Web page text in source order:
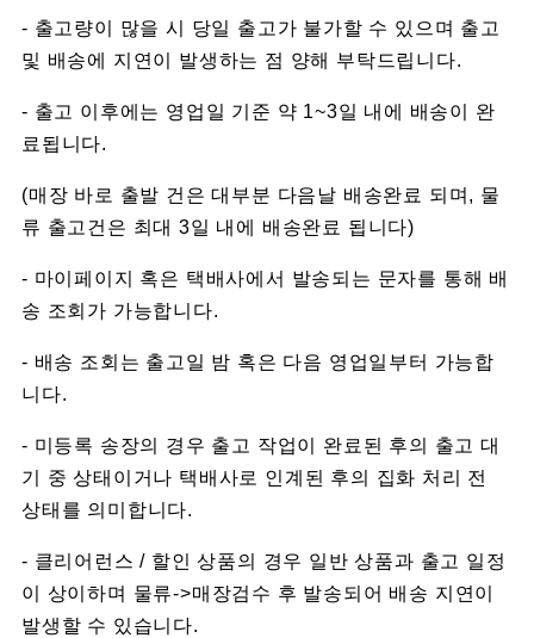
- 출고량이 많을 시 당일 출고가 불가할 수 있으며 출고
및 배송에 지연이 발생하는 점 양해 부탁드립니다.
- 출고 이후에는 영업일 기준 약 1~3일 내에 배송이 완
료됩니다.
(매장 바로 출발 건은 대부분 다음날 배송완료 되며, 물
류 출고건은 최대 3일 내에 배송완료 됩니다)
- 마이페이지 혹은 택배사에서 발송되는 문자를 통해 배
송 조회가 가능합니다.
- 배송 조회는 출고일 밤 혹은 다음 영업일부터 가능합
니다.
- 미등록 송장의 경우 출고 작업이 완료된 후의 출고 대
기 중 상태이거나 택배사로 인계된 후의 집화 처리 전
상태를 의미합니다.
- 클리어런스 / 할인 상품의 경우 일반 상품과 출고 일정
이 상이하며 물류->매장검수 후 발송되어 배송 지연이
발생할 수 있습니다.